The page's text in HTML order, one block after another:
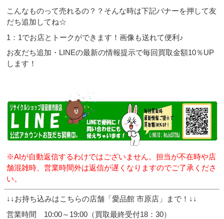
こんなものって売れるの？？そんな時は下記バナーを押して友
だち追加してね☆
1：1でお店とトークができます！画像も送れて便利♪
お友だち追加・LINEの最新の情報提示で毎回買取金額10％UP
します！
※AIが自動返信するわけではございません。担当が不在時や店
舗混雑時、営業時間外は返信が遅くなりますのでご了承くださ
い。
↓↓お持ち込みはこちらの店舗「愛品館 市原店」まで！↓↓
営業時間 10:00～19:00（買取最終受付18：30）